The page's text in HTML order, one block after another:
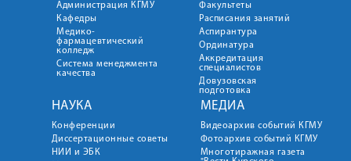
Администрация КГМУ
Кафедры
Медико-
фармацевтический
колледж
Система менеджмента
качества
Факультеты
Расписания занятий
Аспирантура
Ординатура
Аккредитация
специалистов
Довузовская
подготовка
НАУКА
Конференции
Диссертационные советы
НИИ и ЭБК
МЕДИА
Видеоархив событий КГМУ
Фотоархив событий КГМУ
Многотиражная газета